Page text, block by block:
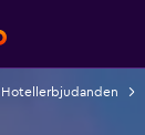
Hotellerbjudanden